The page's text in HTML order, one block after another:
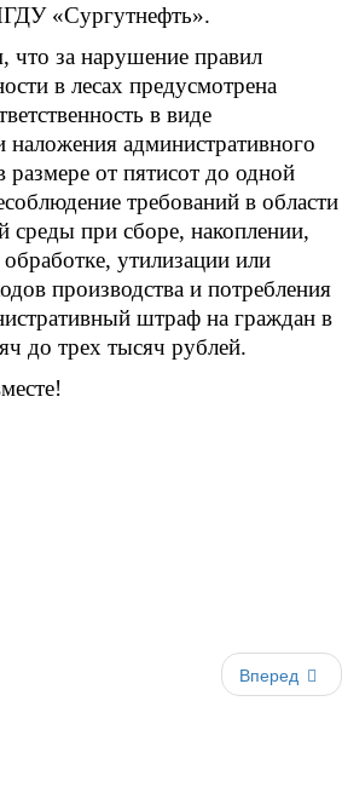
«Сургутнефть».
что за нарушение правил
в лесах предусмотрена
в виде
административного
от пятисот до одной
требований в области
при сборе, накоплении,
утилизации или
производства и потребления
штраф на граждан в
до трех тысяч рублей.
Вперед